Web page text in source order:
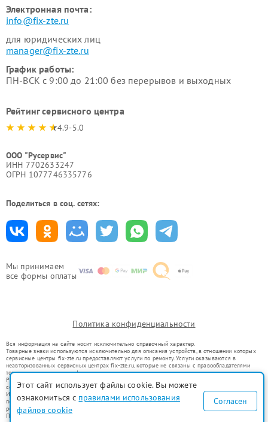
Мы принимаем
все формы оплаты
Электронная почта:
info@fix-zte.ru
для юридических лиц
manager@fix-zte.ru
График работы:
ПН-ВСК с 9:00 до 21:00 без перерывов и выходных
Рейтинг сервисного центра
4.9-5.0
ООО "Русервис"
ИНН 7702633247
ОГРН 1077746335776
Поделиться в соц. сетях:
Политика конфиденциальности
Вся информация на сайте носит исключительно справочный характер.
Товарные знаки используются исключительно для описания устройств, в отношении которых
сервисные центры fix-zte.ru предоставляют услуги по ремонту. Услуги оказываются в
неавторизованных сервисных центрах fix-zte.ru, которые не связаны с правообладателями
товарных знаков или их официальными представителями.
Ремонт осуществляется для устройств, уже введенных в гражданский оборот в соответствии
со статьей 1487 ГК РФ.
Использование товарных знаков не преследует цели индивидуализации услуг или введения
потребителей в заблуждение, а служит для информирования о предоставляемых услугах по
ремонту техники указанных брендов.
Представленная на сайте информация не является публичной офертой, определяемой
Этот сайт использует файлы cookie. Вы можете
ознакомиться с правилами использования
файлов cookie
Согласен